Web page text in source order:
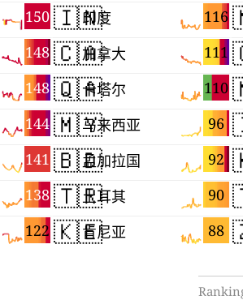
150
148
148
144
141
138
122
🇮🇳 116
印度
🇨🇦 111
加拿大
🇶🇦 110
卡塔尔
🇲🇾 96
马来西亚
🇧🇩 92
孟加拉国
🇹🇷 90
土耳其
🇰🇪 88
肯尼亚